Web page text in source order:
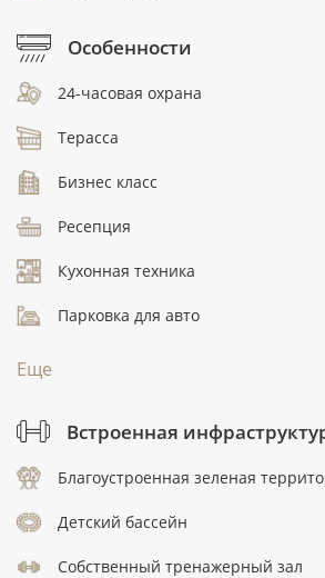
Особенности
24-часовая охрана
Терасса
Бизнес класс
Ресепция
Кухонная техника
Парковка для авто
Еще
Встроенная
Благоустроенная зеленая
Детский бассейн
Собственный тренажерный зал